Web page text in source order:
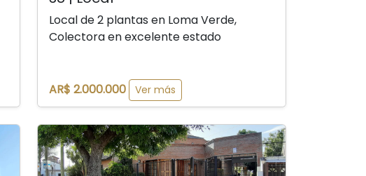
Local de 2 plantas en Loma Verde,
Colectora en excelente estado
AR$ 2.000.000 Ver más